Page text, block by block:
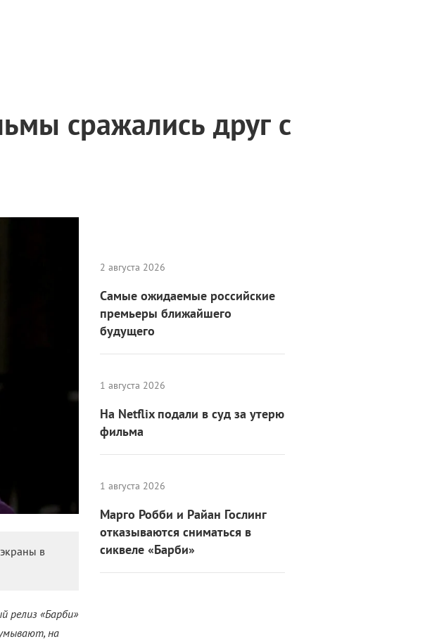
сражались друг с
в
релиз «Барби»
на
2 августа 2026
Самые ожидаемые российские
премьеры ближайшего
будущего
1 августа 2026
На Netflix подали в суд за утерю
фильма
1 августа 2026
Марго Робби и Райан Гослинг
отказываются сниматься в
сиквеле «Барби»